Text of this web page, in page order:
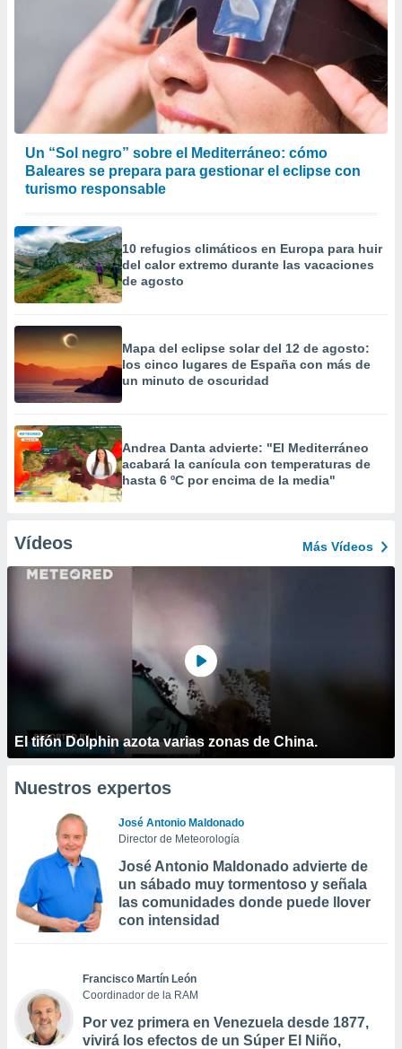
Un “Sol negro” sobre el Mediterráneo: cómo
Baleares se prepara para gestionar el eclipse con
turismo responsable
10 refugios climáticos en Europa para huir
del calor extremo durante las vacaciones
de agosto
Mapa del eclipse solar del 12 de agosto:
los cinco lugares de España con más de
un minuto de oscuridad
Andrea Danta advierte: "El Mediterráneo
acabará la canícula con temperaturas de
hasta 6 ºC por encima de la media"
Vídeos Más Vídeos
El tifón Dolphin azota varias zonas de China.
Nuestros expertos
José Antonio Maldonado
Director de Meteorología
José Antonio Maldonado advierte de
un sábado muy tormentoso y señala
las comunidades donde puede llover
con intensidad
Francisco Martín León
Coordinador de la RAM
Por vez primera en Venezuela desde 1877,
vivirá los efectos de un Súper El Niño,